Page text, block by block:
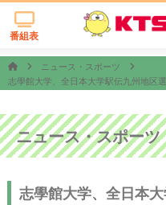
番組表
ニュース・スポーツ
志學館大学、全日本大学駅伝九州地
ニュース・スポーツ
志學館大学、全日本